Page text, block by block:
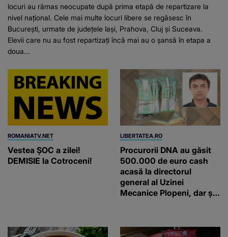
locuri au rămas neocupate după prima etapă de repartizare la
nivel național. Cele mai multe locuri libere se regăsesc în
București, urmate de județele Iași, Prahova, Cluj și Suceava.
Elevii care nu au fost repartizați încă mai au o șansă în etapa a
doua...
ROMANIATV.NET
Vestea ȘOC a zilei!
DEMISIE la Cotroceni!
LIBERTATEA.RO
Procurorii DNA au găsit
500.000 de euro cash
acasă la directorul
general al Uzinei
Mecanice Plopeni, dar și